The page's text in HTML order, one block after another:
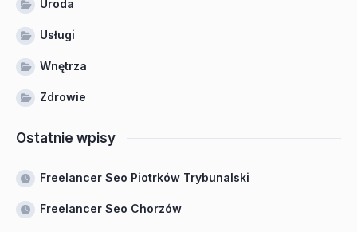
Uroda
Usługi
Wnętrza
Zdrowie
Ostatnie wpisy
Freelancer Seo Piotrków Trybunalski
Freelancer Seo Chorzów